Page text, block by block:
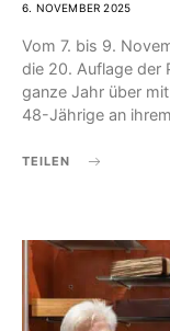
6. NOVEMBER 2025
Vom 7. bis 9.
die 20. Auflage der
ganze Jahr über
48-Jährige an
TEILEN